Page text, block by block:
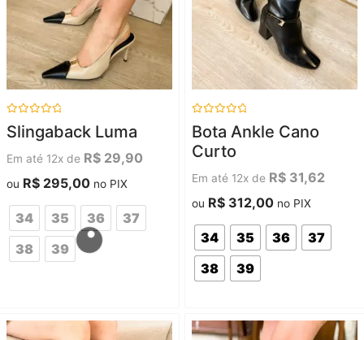
0
Slingaback Luma
Em até 12x de R$ 29,90
ou R$ 295,00 no PIX
34 35 36
37
38
39
0
5
Bota Ankle Cano
Curto
Em até 12x de R$ 31,62
ou R$ 312,00 no PIX
34 35 36
37
38
39